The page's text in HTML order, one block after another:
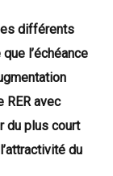
différents
l’échéance
avec
du plus court
du